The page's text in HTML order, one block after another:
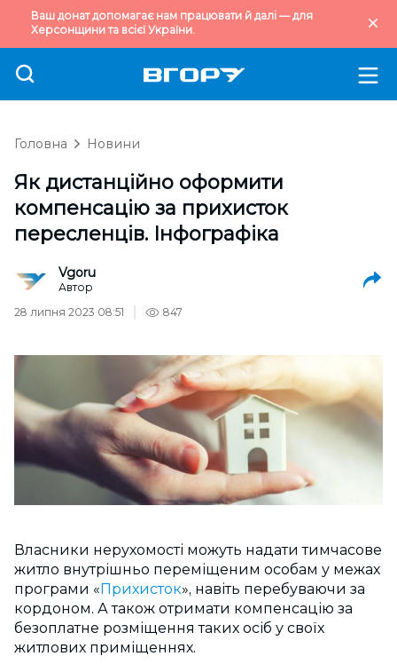
Ваш донат допомагає нам працювати й далі — для
Херсонщини та всієї України.
Головна Новини
Як дистанційно оформити
компенсацію за прихисток
пересленців. Інфографіка
Vgoru
Автор
28 липня 2023 08:51
847
Власники нерухомості можуть надати тимчасове
житло внутрішньо переміщеним особам у межах
програми « Прихисток», навіть перебуваючи за
кордоном. А також отримати компенсацію за
безоплатне розміщення таких осіб у своїх
житлових приміщеннях.